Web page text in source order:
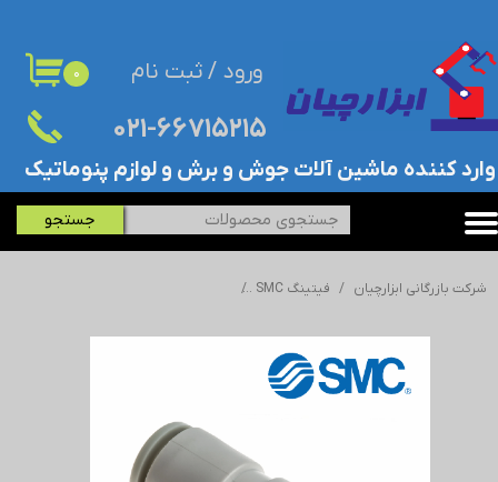
۰۲۱-۶۶۷۱۵۲۱۵​​​​​​​
جستجو
۰
​وارد کننده ماشین آلات جوش و برش و لوازم پنوماتیک
ورود / ثبت نام
حساب کاربری من
تغییر گذر واژه
خروج از حساب کاربری
شرکت بازرگانی ابزارچیان فیتینگ SMC